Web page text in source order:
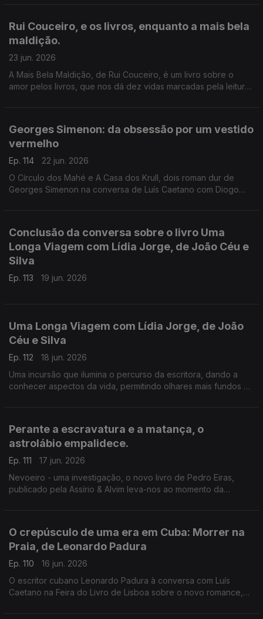
país. Começa hoje, no Porto.
Rui Couceiro, e os livros, enquanto a mais bela
maldição.
23 jun. 2026
A Mais Bela Maldição, de Rui Couceiro, é um livro sobre o
amor pelos livros, que nos dá dez vidas marcadas pela leitura
Caetano, fala-se também do Festival Babell, que começa esta
quarta-feita no Porto, o maior investimento de sempre no
nosso país num evento literário, iniciativa da Livraria Lello.
Georges Simenon: da obsessão por um vestido
vermelho
Ep. 114
22 jun. 2026
O Círculo dos Mahé e A Casa dos Krull, dois roman dur de
Georges Simenon na conversa de Luís Caetano com Diogo
Conclusão da conversa sobre o livro Uma
Longa Viagem com Lídia Jorge, de João Céu e
Silva
Ep. 113 19 jun. 2026
Uma Longa Viagem com Lídia Jorge, de João
Céu e Silva
Ep. 112
18 jun. 2026
Uma incursão que ilumina o percurso da escritora, dando a
conhecer aspectos da vida, permitindo olhares mais fundos à
Perante a escravatura e a matança, o
astrolábio empalidece.
Ep. 111
17 jun. 2026
Nevoeiro - uma investigação, o novo livro de Pedro Eiras,
publicado pela Assírio & Alvim leva-nos ao momento da
O crepúsculo de uma era em Cuba: Morrer na
Praia, de Leonardo Padura
Ep. 110
16 jun. 2026
O escritor cubano Leonardo Padura à conversa com Luís
Caetano na Feira do Livro de Lisboa sobre o novo romance,